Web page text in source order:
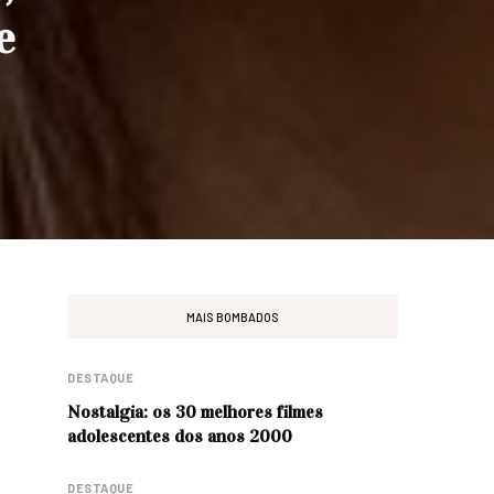
MAIS BOMBADOS
DESTAQUE
Nostalgia: os 30 melhores filmes
adolescentes dos anos 2000
DESTAQUE